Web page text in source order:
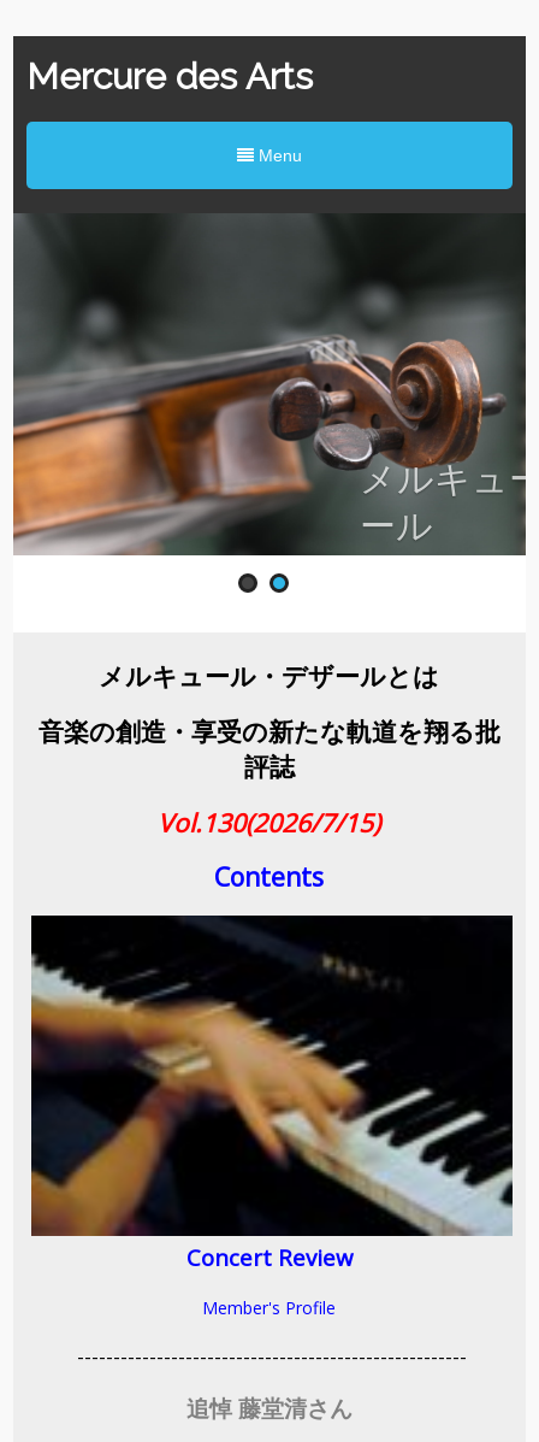
Mercure des Arts
Menu
メルキュール・デザ
ール
メルキュール・デザールとは
音楽の創造・享受の新たな軌道を翔る批
評誌
Vol.130(2026/7/15)
Contents
Concert Review
Member's Profile
------------------------------------------------------
追悼 藤堂清さん